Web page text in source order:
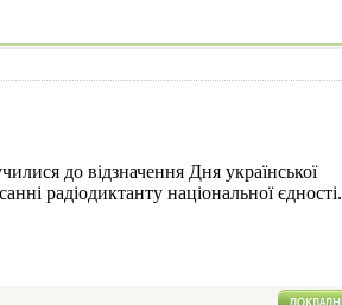
до відзначення Дня української
радіодиктанту національної єдності.